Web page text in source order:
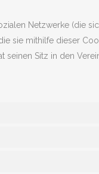
Netzwerke (die
sie mithilfe dieser
Sitz in den